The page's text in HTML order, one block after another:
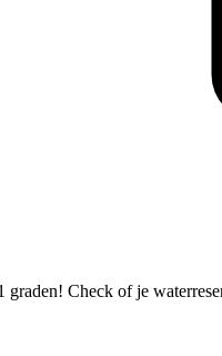
Check of je